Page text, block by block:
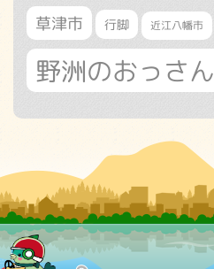
草津市 行脚 近江八幡市
野洲のおっさん